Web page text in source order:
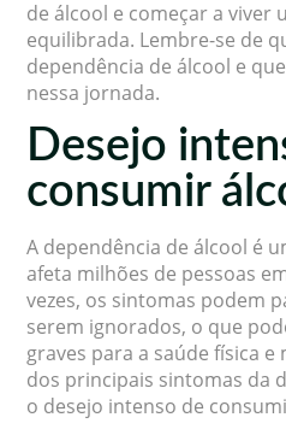
de álcool e começar a viver
equilibrada. Lembre-se de
dependência de álcool e
nessa jornada.
Desejo
consumir
A dependência de álcool é
afeta milhões de pessoas
vezes, os sintomas podem
serem ignorados, o que
graves para a saúde física
dos principais sintomas da
o desejo intenso de